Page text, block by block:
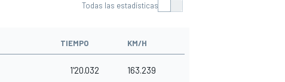
Todas las estadísticas
TIEMPO KM/H
1'20.032 163.239